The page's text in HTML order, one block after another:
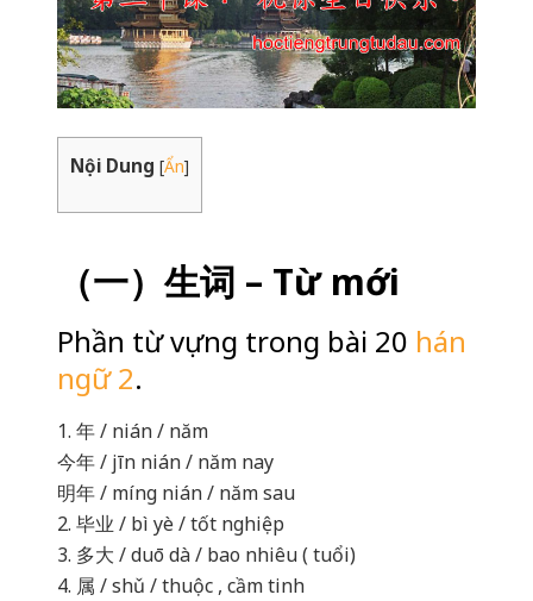
Nội Dung [Ẩn]
（一）生词 – Từ mới
Phần từ vựng trong bài 20 hán
ngữ 2.
1. 年 / nián / năm
今年 / jīn nián / năm nay
明年 / míng nián / năm sau
2. 毕业 / bì yè / tốt nghiệp
3. 多大 / duō dà / bao nhiêu ( tuổi)
4. 属 / shǔ / thuộc , cầm tinh